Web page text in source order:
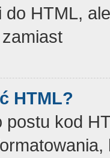
do HTML,
HTML?
kod